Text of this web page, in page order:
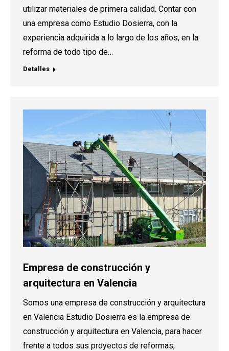
utilizar materiales de primera calidad. Contar con
una empresa como Estudio Dosierra, con la
experiencia adquirida a lo largo de los años, en la
reforma de todo tipo de…
Detalles
Empresa de construcción y
arquitectura en Valencia
Somos una empresa de construcción y arquitectura
en Valencia Estudio Dosierra es la empresa de
construcción y arquitectura en Valencia, para hacer
frente a todos sus proyectos de reformas,